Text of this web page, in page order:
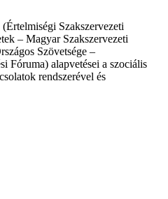
Szakszervezeti
– Magyar Szakszervezeti
Szövetsége –
Fóruma) alapvetései a szociális
rendszerével és